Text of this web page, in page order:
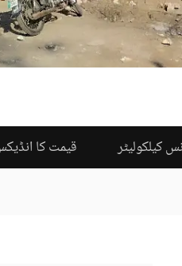
کیلکولیٹر قیمت کا